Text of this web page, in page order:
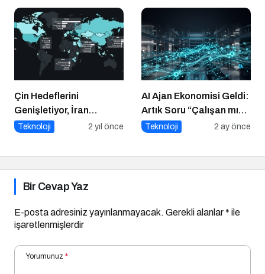
Çin Hedeflerini
Genişletiyor, İran
Casuslukta İlerliyor
Teknoloji 2 yıl önce
AI Ajan Ekonomisi Geldi:
Artık Soru “Çalışan mı
Olacaksın, Çalıştıran
Teknoloji 2 ay önce
Bir Cevap Yaz
E-posta adresiniz yayınlanmayacak. Gerekli alanlar* ile
işaretlenmişlerdir
Yorumunuz *